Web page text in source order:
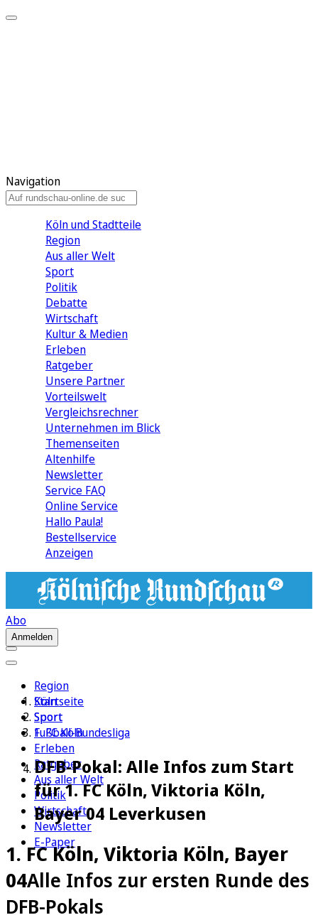
Navigation
Köln und Stadtteile
Region
Aus aller Welt
Sport
Politik
Debatte
Wirtschaft
Kultur & Medien
Erleben
Ratgeber
Unsere Partner
Vorteilswelt
Vergleichsrechner
Unternehmen im Blick
Themenseiten
Altenhilfe
Newsletter
Service FAQ
Online Service
Hallo Paula!
Bestellservice
Anzeigen
Abo
Anmelden
Region
Köln
Sport
1. FC Köln
Erleben
Ratgeber
Aus aller Welt
Politik
Wirtschaft
Newsletter
E-Paper
Startseite
Sport
Fußball-Bundesliga
DFB-Pokal: Alle Infos zum Start
für 1. FC Köln, Viktoria Köln,
Bayer 04 Leverkusen
1. FC Köln, Viktoria Köln, Bayer
04Alle Infos zur ersten Runde des
DFB-Pokals